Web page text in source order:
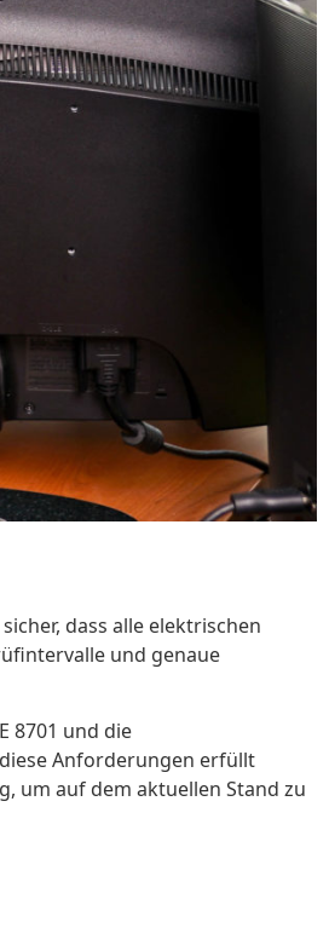
dass alle elektrischen
und genaue
8701 und die
Anforderungen erfüllt
um auf dem aktuellen Stand zu